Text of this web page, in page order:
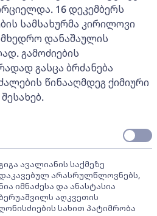
16 დეკემბერს
სამსახურმა კირილოვი
დანაშაულის
გამოძიების
გასცა ბრძანება
წინააღმდეგ ქიმიური
ავალიანის საქმეზე
არასრულწლოვნებს,
იმნაძესა და ანასტასია
აღკვეთის
სახით პატიმრობა